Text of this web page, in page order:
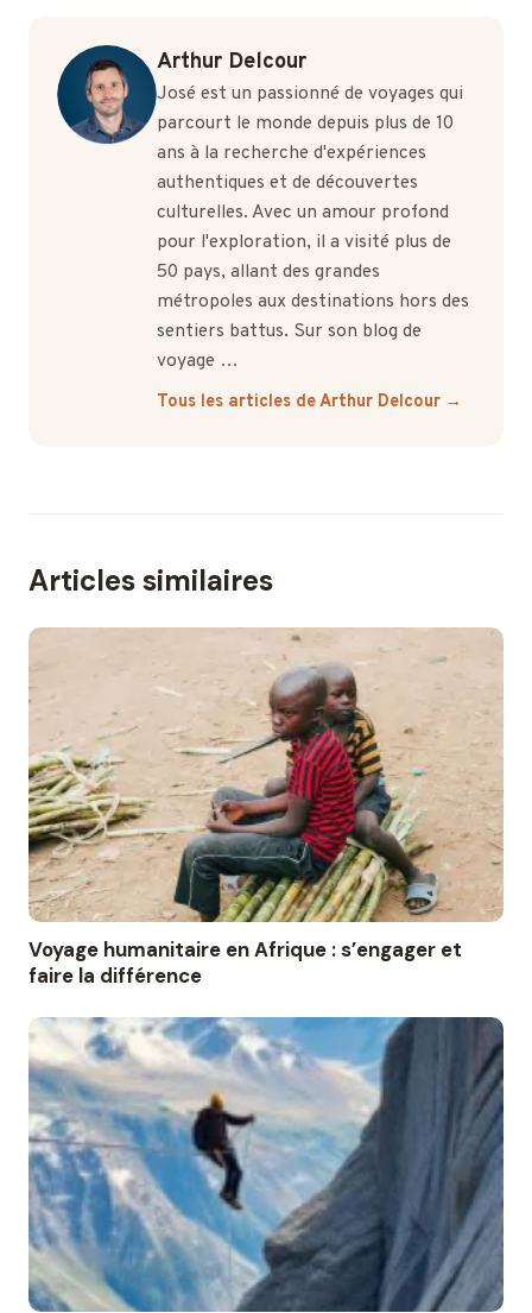
Arthur Delcour
José est un passionné de voyages qui
parcourt le monde depuis plus de 10
ans à la recherche d'expériences
authentiques et de découvertes
culturelles. Avec un amour profond
pour l'exploration, il a visité plus de
50 pays, allant des grandes
métropoles aux destinations hors des
sentiers battus. Sur son blog de
voyage …
Tous les articles de Arthur Delcour →
Articles similaires
Voyage humanitaire en Afrique : s’engager et
faire la différence